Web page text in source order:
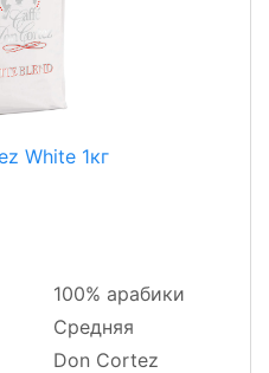
White 1кг
100% арабики
Средняя
Don Cortez